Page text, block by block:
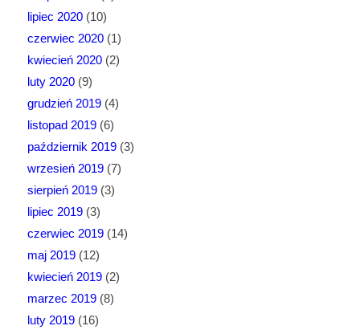
lipiec 2020(10)
czerwiec 2020(1)
kwiecień 2020(2)
luty 2020(9)
grudzień 2019(4)
listopad 2019(6)
październik 2019(3)
wrzesień 2019(7)
sierpień 2019(3)
lipiec 2019(3)
czerwiec 2019(14)
maj 2019(12)
kwiecień 2019(2)
marzec 2019(8)
luty 2019(16)